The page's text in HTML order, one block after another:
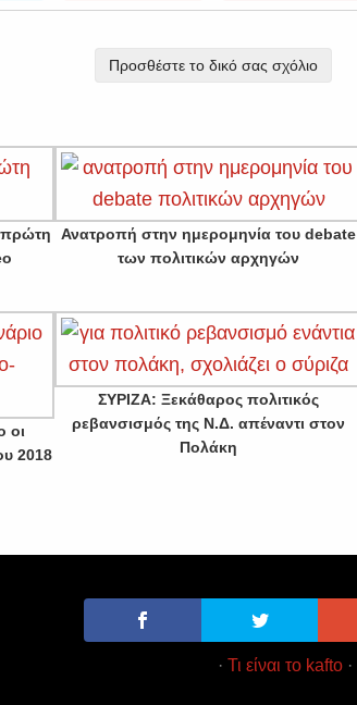
Προσθέστε το δικό σας σχόλιο
Ανατροπή στην ημερομηνία του debate
των πολιτικών αρχηγών
οι
2018
ΣΥΡΙΖΑ: Ξεκάθαρος πολιτικός
ρεβανσισμός της Ν.Δ. απέναντι στον
Πολάκη
· Τι είναι το kafto·